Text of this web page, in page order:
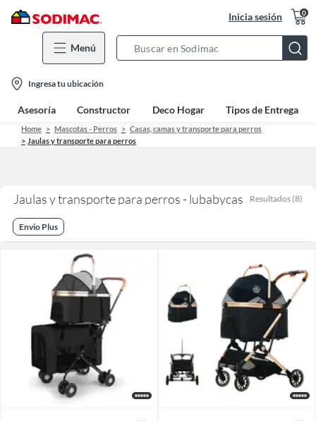
Inicia sesión 0
Menú
Bar
location-
icon
Ingresa tu ubicación
Asesoría Constructor Deco Hogar Tipos de Entrega
Home Mascotas - Perros
Casas, camas y transporte para perros
Jaulas y transporte para perros
Jaulas y transporte para perros - lubabycas Resultados (8)
Envio Plus